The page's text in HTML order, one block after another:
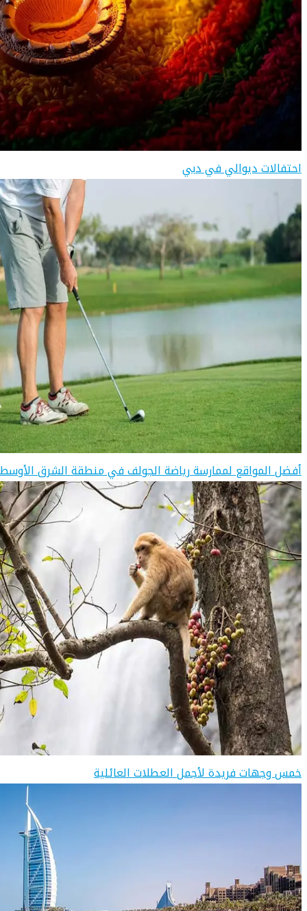
احتفالات ديوالي في دبي
أفضل المواقع لممارسة رياضة الجولف في منطقة الشرق الأوسط
خمس وجهات فريدة لأجمل العطلات العائلية